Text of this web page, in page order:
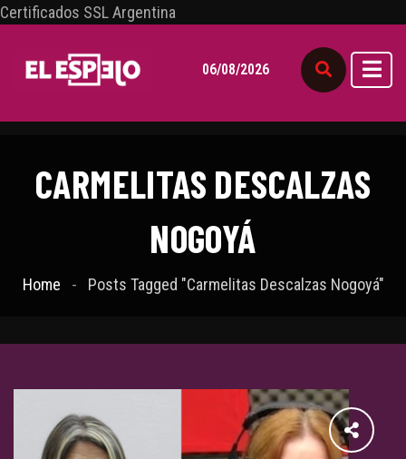
Certificados SSL Argentina
06/08/2026
CARMELITAS DESCALZAS
NOGOYÁ
Home Posts Tagged "Carmelitas Descalzas Nogoyá"